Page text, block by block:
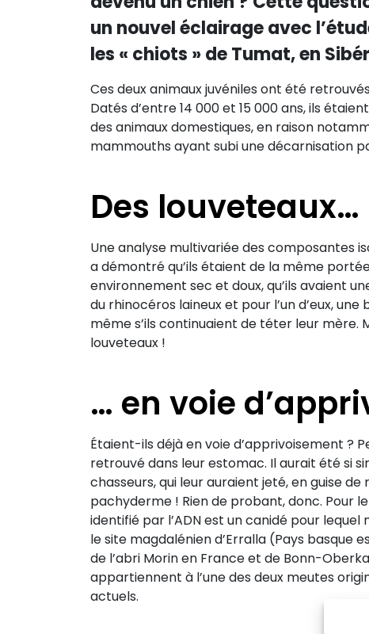
un nouvel éclairage avec
les « chiots » de Tumat, en
Ces deux animaux juvéniles ont été
Datés d’entre 14 000 et 15 000 ans, ils
des animaux domestiques, en raison
mammouths ayant subi une décarnisation
Des louveteaux…
Une analyse multivariée des composantes
a démontré qu’ils étaient de la même
environnement sec et doux, qu’ils avaient
du rhinocéros laineux et pour l’un d’eux,
même s’ils continuaient de téter leur mère.
louveteaux !
… en voie
Étaient-ils déjà en voie d’apprivoisement ?
retrouvé dans leur estomac. Il aurait été si
chasseurs, qui leur auraient jeté, en guise
pachyderme ! Rien de probant, donc. Pour
identifié par l’ADN est un canidé pour lequel
le site magdalénien d’Erralla (Pays basque
de l’abri Morin en France et de Bonn-
appartiennent à l’une des deux meutes
actuels.